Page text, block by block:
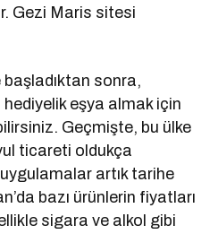
Gezi Maris sitesi
başladıktan sonra,
eşya almak için
Geçmişte, bu ülke
ticareti oldukça
artık tarihe
bazı ürünlerin fiyatları
sigara ve alkol gibi